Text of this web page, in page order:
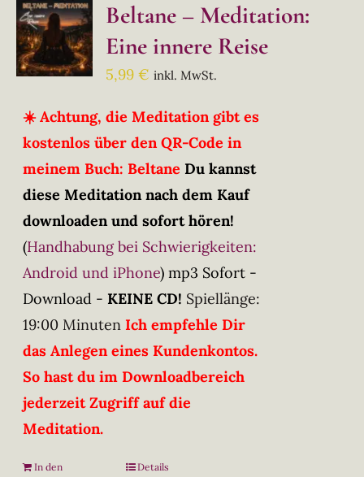
Beltane – Meditation:
Eine innere Reise
5,99€ inkl. MwSt.
☀️ Achtung, die Meditation gibt es
kostenlos über den QR-Code in
meinem Buch: Beltane Du kannst
diese Meditation nach dem Kauf
downloaden und sofort hören!
(Handhabung bei Schwierigkeiten:
Android und iPhone) mp3 Sofort -
Download - KEINE CD! Spiellänge:
19:00 Minuten Ich empfehle Dir
das Anlegen eines Kundenkontos.
So hast du im Downloadbereich
jederzeit Zugriff auf die
Meditation.
In den
Details